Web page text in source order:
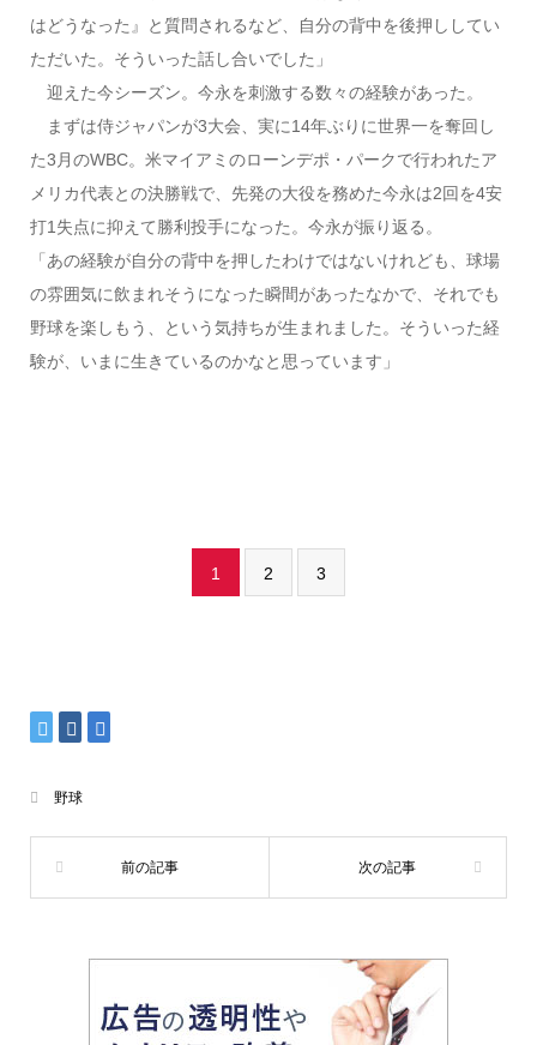
はどうなった』と質問されるなど、自分の背中を後押ししてい
ただいた。そういった話し合いでした」
迎えた今シーズン。今永を刺激する数々の経験があった。
まずは侍ジャパンが3大会、実に14年ぶりに世界一を奪回し
た3月のWBC。米マイアミのローンデポ・パークで行われたア
メリカ代表との決勝戦で、先発の大役を務めた今永は2回を4安
打1失点に抑えて勝利投手になった。今永が振り返る。
「あの経験が自分の背中を押したわけではないけれども、球場
の雰囲気に飲まれそうになった瞬間があったなかで、それでも
野球を楽しもう、という気持ちが生まれました。そういった経
験が、いまに生きているのかなと思っています」
1 2 3
野球